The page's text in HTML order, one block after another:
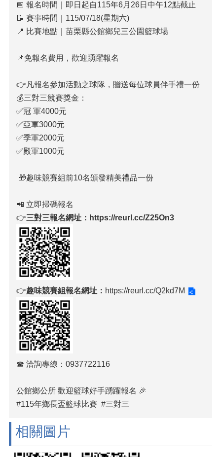
📅 報名時間｜即日起自115年6月26日中午12點截止
📝 賽事時間｜115/07/18(星期六)
📍 比賽地點｜苗栗縣公館鄉兒三公園籃球場
📌免報名費用，歡迎踴躍報名
👉凡報名參加活動之球隊，贈送每位球員伴手禮一份
💰三對三競賽獎金：
✅冠 軍4000元
✅亞軍3000元
✅季軍2000元
✅殿軍1000元
🎁趣味競賽組前10名頒發精美禮品一份
📲 立即掃碼報名
👉三對三報名網址： https://reurl.cc/Z25On3
👉趣味競賽組報名網址： https://reurl.cc/Q2kd7M
☎ 洽詢專線：0937722116
公館鄉公所 歡迎籃球好手踴躍報名 🎉
#115年鄉長盃籃球比賽 #三對三
相關圖片